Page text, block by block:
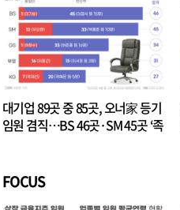
대기업 89곳 중 85곳, 오너家 등기
임원 겸직…BS 46곳·SM 45곳 ‘족
FOCUS